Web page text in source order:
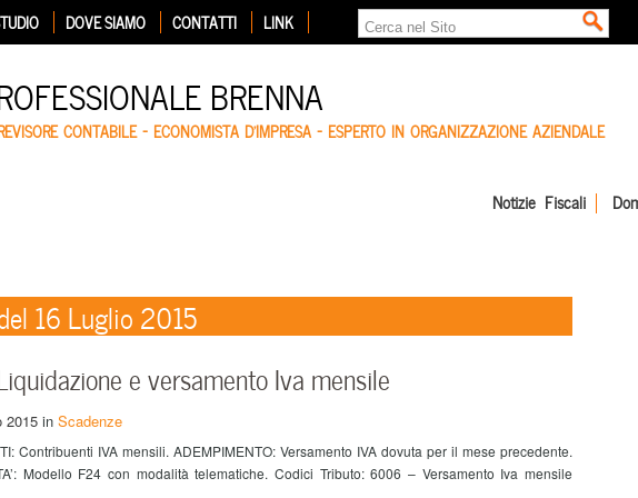
DOVE SIAMO CONTATTI LINK
BRENNA
CONTABILE – ECONOMISTA D'IMPRESA – ESPERTO IN ORGANIZZAZIONE AZIENDALE
Notizie Fiscali
16 Luglio 2015
e versamento Iva mensile
2015 in Scadenze
Contribuenti IVA mensili. ADEMPIMENTO: Versamento IVA dovuta per il mese precedente.
Modello F24 con modalità telematiche. Codici Tributo: 6006 – Versamento Iva mensile